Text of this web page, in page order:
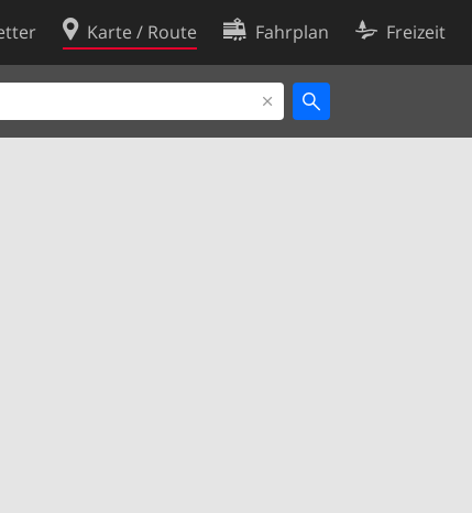
Karte / Route Fahrplan Freizeit
Cookie-Richtlinie
Cookie-Einstellungen